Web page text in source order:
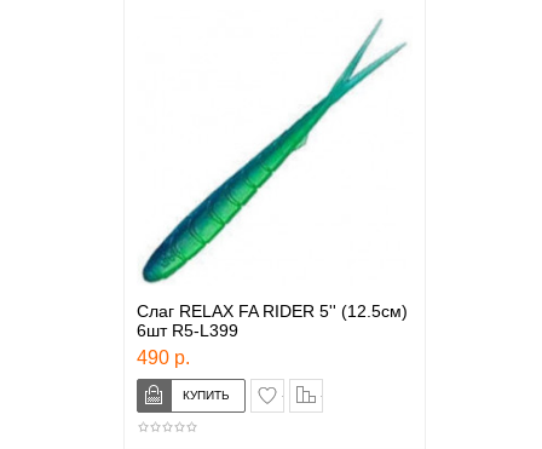
Слаг RELAX FA RIDER 5'' (12.5см)
6шт R5-L399
490 р.
в закладки